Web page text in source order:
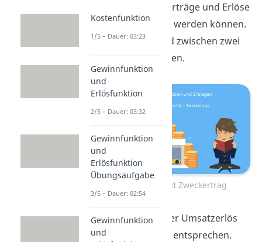
uns noch an, wie Erträge und Erlöse
genauer unterteilt werden können.
Grundsätzlich wird zwischen zwei
Fällen unterschieden.
Grunderlös und Zweckertrag
Zum einen kann der Umsatzerlös
dem Ertrag genau entsprechen.
Kostenfunktion
1/5 – Dauer: 03:23
Gewinnfunktion
und
Erlösfunktion
2/5 – Dauer: 03:32
Gewinnfunktion
und
Erlösfunktion
Übungsaufgabe
3/5 – Dauer: 02:54
Gewinnfunktion
und